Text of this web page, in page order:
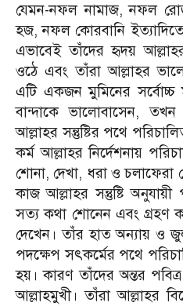
যেমন-নফল নামাজ, নফল
হজ, নফল কোরবানি
এভাবেই তাঁদের হৃদয়
ওঠে এবং তাঁরা আল্লাহর
এটি একজন মুমিনের সর্বোচ্চ
বান্দাকে ভালোবাসেন,
আল্লাহর সন্তুষ্টির পথে
কর্ম আল্লাহর নির্দেশনায়
শোনা, দেখা, ধরা ও
কাজ আল্লাহর সন্তুষ্টি
সত্য কথা শোনেন এবং গ্রহণ
দেখেন। তাঁর হাত অন্যায় ও
পদক্ষেপ সৎকর্মের পথে
হয়। কারণ তাঁদের অন্তর
আল্লাহমুখী। তাঁরা আল্লাহর